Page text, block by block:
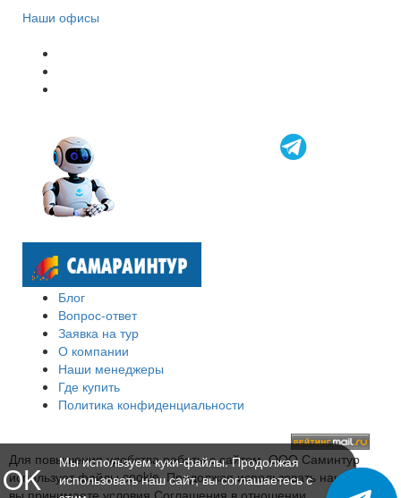
Наши офисы
Блог
Вопрос-ответ
Заявка на тур
О компании
Наши менеджеры
Где купить
Политика конфиденциальности
Для повышения удобства работы с сайтом, ООО Саминтур
использует файлы cookie. Продолжая использовать наш сайт,
OK
Мы используем куки-файлы. Продолжая
использовать наш сайт, вы соглашаетесь с